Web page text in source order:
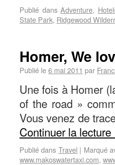
Publié dans Adventure,
State Park, Ridgewood
Homer, We
Publié le6 mai 2011 par
Une fois à Homer
of the road »
Vous venez de
Continuer la lecture
Publié dans Travel | Marqué
www.makoswatertaxi.com,